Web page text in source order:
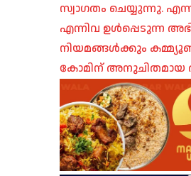
സ്വാഗതം ചെയ്യുന്നു.
എന്നിവ ഉൾപ്പെടുന്ന
നിയമങ്ങൾക്കും
കോമിന് അനുചിതമായ